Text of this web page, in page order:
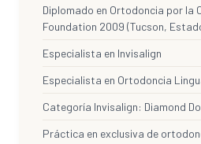
Diplomado en Ortodoncia por la
Foundation 2009 (Tucson,
Especialista en Invisalign
Especialista en Ortodoncia
Categoría Invisalign: Diamond
Práctica en exclusiva de